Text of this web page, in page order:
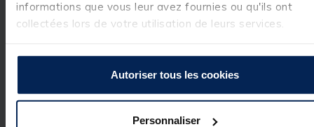
informations que vous leur avez fournies ou qu'ils ont
collectées lors de votre utilisation de leurs services.
Autoriser tous les cookies
Personnaliser
très positif.
sommes ravis
d'avoir répondu
clients. C'est un
L’équipe Pacific